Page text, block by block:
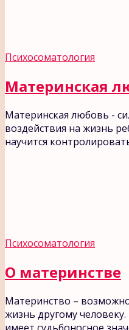
Психосоматология
Материнская
Материнская любовь -
воздействия на жизнь
научится
Психосоматология
О материнстве
Материнство –
жизнь другому
имеет судьбоносное